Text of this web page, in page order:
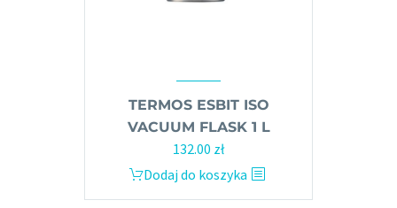
TERMOS ESBIT ISO
VACUUM FLASK 1 L
Pierwotna
cena
132.00 złAktualna
cena
Dodaj do koszyka